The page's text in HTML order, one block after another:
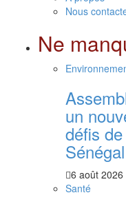
Nous
Ne
un
défis
Sénégal
6 août 2026
Santé